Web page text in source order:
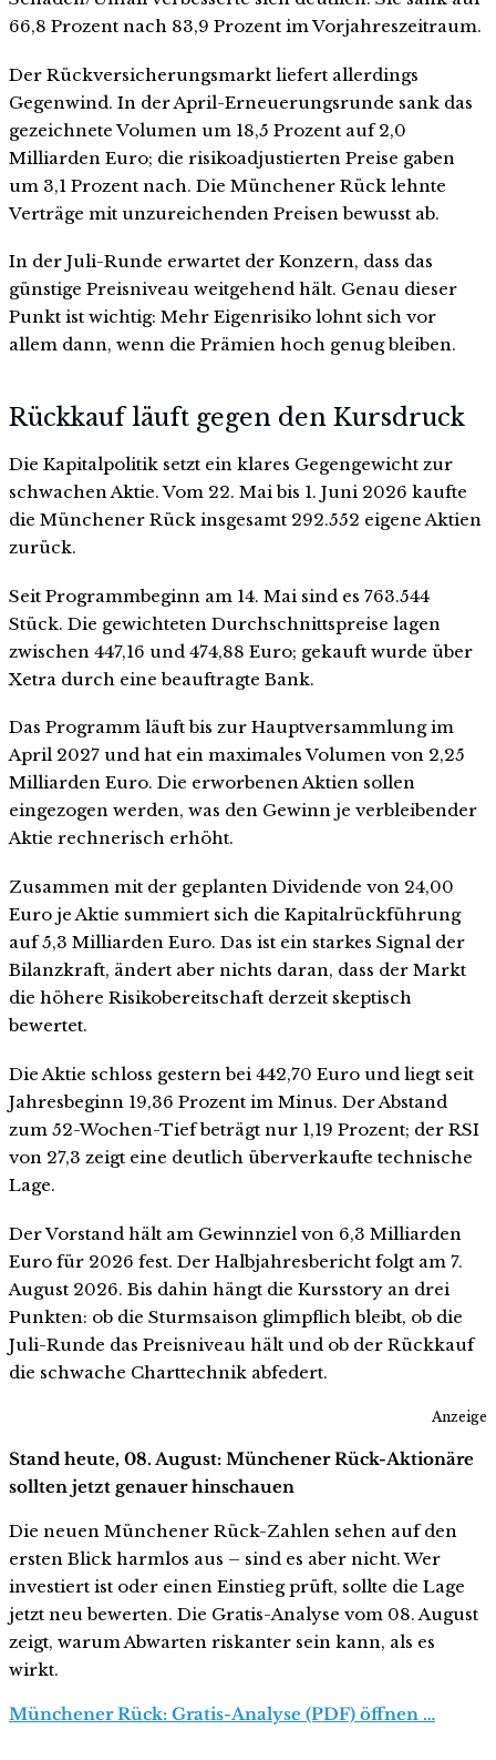
66,8 Prozent nach 83,9 Prozent im Vorjahreszeitraum.
Der Rückversicherungsmarkt liefert allerdings
Gegenwind. In der April-Erneuerungsrunde sank das
gezeichnete Volumen um 18,5 Prozent auf 2,0
Milliarden Euro; die risikoadjustierten Preise gaben
um 3,1 Prozent nach. Die Münchener Rück lehnte
Verträge mit unzureichenden Preisen bewusst ab.
In der Juli-Runde erwartet der Konzern, dass das
günstige Preisniveau weitgehend hält. Genau dieser
Punkt ist wichtig: Mehr Eigenrisiko lohnt sich vor
allem dann, wenn die Prämien hoch genug bleiben.
Rückkauf läuft gegen den Kursdruck
Die Kapitalpolitik setzt ein klares Gegengewicht zur
schwachen Aktie. Vom 22. Mai bis 1. Juni 2026 kaufte
die Münchener Rück insgesamt 292.552 eigene Aktien
zurück.
Seit Programmbeginn am 14. Mai sind es 763.544
Stück. Die gewichteten Durchschnittspreise lagen
zwischen 447,16 und 474,88 Euro; gekauft wurde über
Xetra durch eine beauftragte Bank.
Das Programm läuft bis zur Hauptversammlung im
April 2027 und hat ein maximales Volumen von 2,25
Milliarden Euro. Die erworbenen Aktien sollen
eingezogen werden, was den Gewinn je verbleibender
Aktie rechnerisch erhöht.
Zusammen mit der geplanten Dividende von 24,00
Euro je Aktie summiert sich die Kapitalrückführung
auf 5,3 Milliarden Euro. Das ist ein starkes Signal der
Bilanzkraft, ändert aber nichts daran, dass der Markt
die höhere Risikobereitschaft derzeit skeptisch
bewertet.
Die Aktie schloss gestern bei 442,70 Euro und liegt seit
Jahresbeginn 19,36 Prozent im Minus. Der Abstand
zum 52-Wochen-Tief beträgt nur 1,19 Prozent; der RSI
von 27,3 zeigt eine deutlich überverkaufte technische
Lage.
Der Vorstand hält am Gewinnziel von 6,3 Milliarden
Euro für 2026 fest. Der Halbjahresbericht folgt am 7.
August 2026. Bis dahin hängt die Kursstory an drei
Punkten: ob die Sturmsaison glimpflich bleibt, ob die
Juli-Runde das Preisniveau hält und ob der Rückkauf
die schwache Charttechnik abfedert.
Anzeige
Stand heute, 08. August: Münchener Rück-Aktionäre
sollten jetzt genauer hinschauen
Die neuen Münchener Rück-Zahlen sehen auf den
ersten Blick harmlos aus – sind es aber nicht. Wer
investiert ist oder einen Einstieg prüft, sollte die Lage
jetzt neu bewerten. Die Gratis-Analyse vom 08. August
zeigt, warum Abwarten riskanter sein kann, als es
wirkt.
Münchener Rück: Gratis-Analyse (PDF) öffnen …